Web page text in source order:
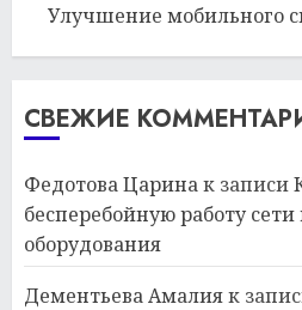
Улучшение мобильного
СВЕЖИЕ
Федотова Царинак записи
бесперебойную работу сети
оборудования
Дементьева Амалияк